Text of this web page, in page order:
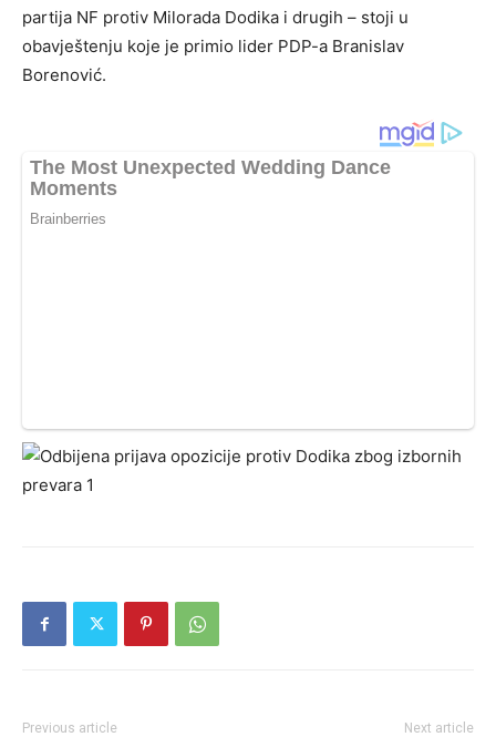
partija NF protiv Milorada Dodika i drugih – stoji u
obavještenju koje je primio lider PDP-a Branislav
Borenović.
Previous article Next article